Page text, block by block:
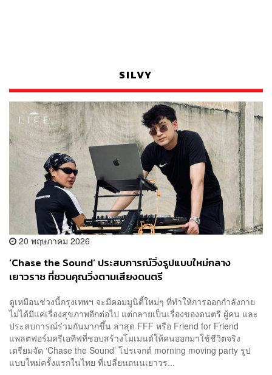
SILVY
20 พฤษภาคม 2026
‘Chase the Sound’ ประสบการณ์วิ่งรูปแบบใหม่กลาง
เยาวราช ที่ชวนคุณวิ่งตามเสียงดนตรี
ดูเหมือนช่วงนี้กรุงเทพฯ จะมีคอมมูนิตี้ใหม่ๆ ที่ทำให้การออกกำลังกาย
ไม่ได้มีแค่เรื่องสุขภาพอีกต่อไป แต่กลายเป็นเรื่องของดนตรี ผู้คน และ
ประสบการณ์ร่วมกันมากขึ้น ล่าสุด FFF หรือ Friend for Friend
แพลตฟอร์มครีเอทีฟที่ชอบสร้างโมเมนต์ให้คนออกมาใช้ชีวิตจริง
เตรียมจัด ‘Chase the Sound’ โปรเจกต์ morning moving party รูป
แบบใหม่ครั้งแรกในไทย ที่เปลี่ยนถนนเยาวร...